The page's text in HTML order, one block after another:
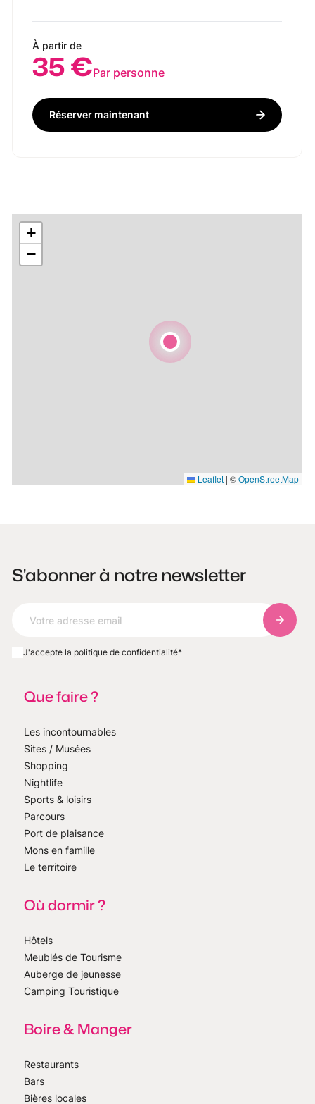
À partir de
35 €Par personne
Réserver maintenant
+
−
Leaflet | ©OpenStreetMap
S'abonner à notre newsletter
J'accepte la politique de confidentialité*
Que faire ?
Les incontournables
Sites / Musées
Shopping
Nightlife
Sports & loisirs
Parcours
Port de plaisance
Mons en famille
Le territoire
Où dormir ?
Hôtels
Meublés de Tourisme
Auberge de jeunesse
Camping Touristique
Boire & Manger
Restaurants
Bars
Bières locales